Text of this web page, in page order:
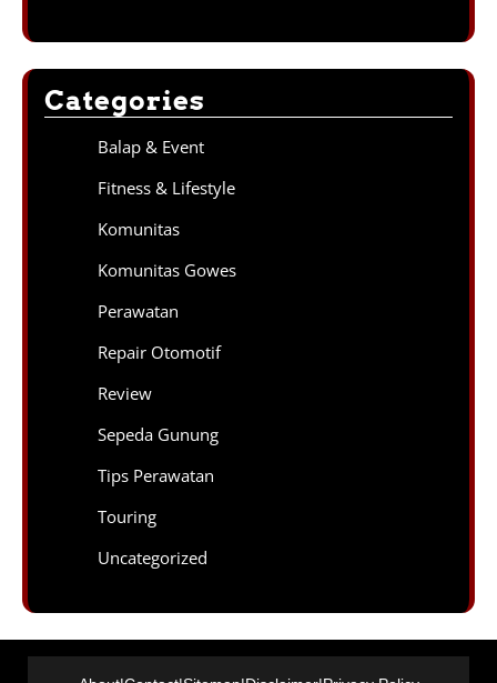
Categories
Balap & Event
Fitness & Lifestyle
Komunitas
Komunitas Gowes
Perawatan
Repair Otomotif
Review
Sepeda Gunung
Tips Perawatan
Touring
Uncategorized